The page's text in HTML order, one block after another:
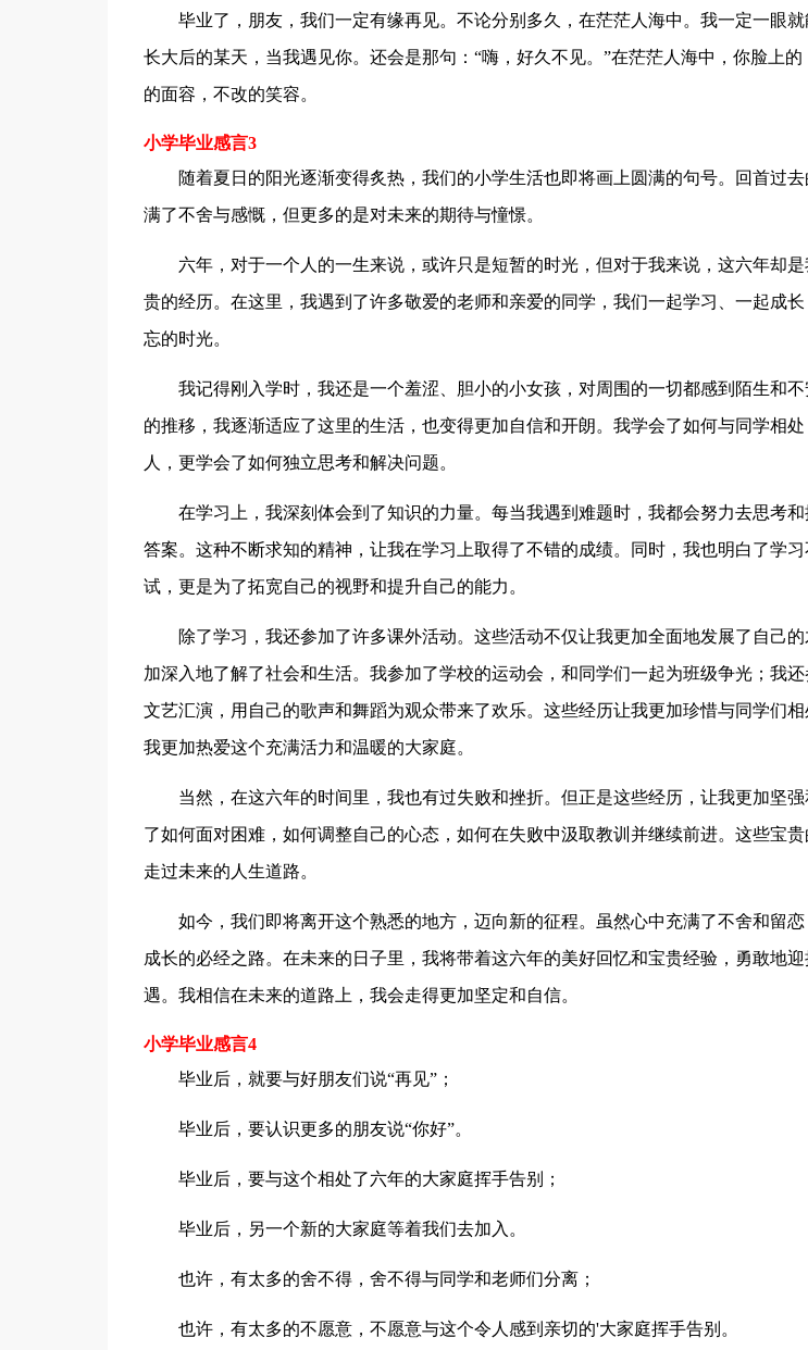
毕业了，朋友，我们一定有缘再见。不论分别多久，在茫茫人海中。我一定一眼就
长大后的某天，当我遇见你。还会是那句：“嗨，好久不见。”在茫茫人海中，你脸上
的面容，不改的笑容。
小学毕业感言3
随着夏日的阳光逐渐变得炙热，我们的小学生活也即将画上圆满的句号。回首过去
满了不舍与感慨，但更多的是对未来的期待与憧憬。
六年，对于一个人的一生来说，或许只是短暂的时光，但对于我来说，这六年却是
贵的经历。在这里，我遇到了许多敬爱的老师和亲爱的同学，我们一起学习、一起成
忘的时光。
我记得刚入学时，我还是一个羞涩、胆小的小女孩，对周围的一切都感到陌生和不
的推移，我逐渐适应了这里的生活，也变得更加自信和开朗。我学会了如何与同学相
人，更学会了如何独立思考和解决问题。
在学习上，我深刻体会到了知识的力量。每当我遇到难题时，我都会努力去思考和
答案。这种不断求知的精神，让我在学习上取得了不错的成绩。同时，我也明白了学
试，更是为了拓宽自己的视野和提升自己的能力。
除了学习，我还参加了许多课外活动。这些活动不仅让我更加全面地发展了自己的
加深入地了解了社会和生活。我参加了学校的运动会，和同学们一起为班级争光；我
文艺汇演，用自己的歌声和舞蹈为观众带来了欢乐。这些经历让我更加珍惜与同学们
我更加热爱这个充满活力和温暖的大家庭。
当然，在这六年的时间里，我也有过失败和挫折。但正是这些经历，让我更加坚强
了如何面对困难，如何调整自己的心态，如何在失败中汲取教训并继续前进。这些宝
走过未来的人生道路。
如今，我们即将离开这个熟悉的地方，迈向新的征程。虽然心中充满了不舍和留恋
成长的必经之路。在未来的日子里，我将带着这六年的美好回忆和宝贵经验，勇敢地
遇。我相信在未来的道路上，我会走得更加坚定和自信。
小学毕业感言4
毕业后，就要与好朋友们说“再见”；
毕业后，要认识更多的朋友说“你好”。
毕业后，要与这个相处了六年的大家庭挥手告别；
毕业后，另一个新的大家庭等着我们去加入。
也许，有太多的舍不得，舍不得与同学和老师们分离；
也许，有太多的不愿意，不愿意与这个令人感到亲切的'大家庭挥手告别。